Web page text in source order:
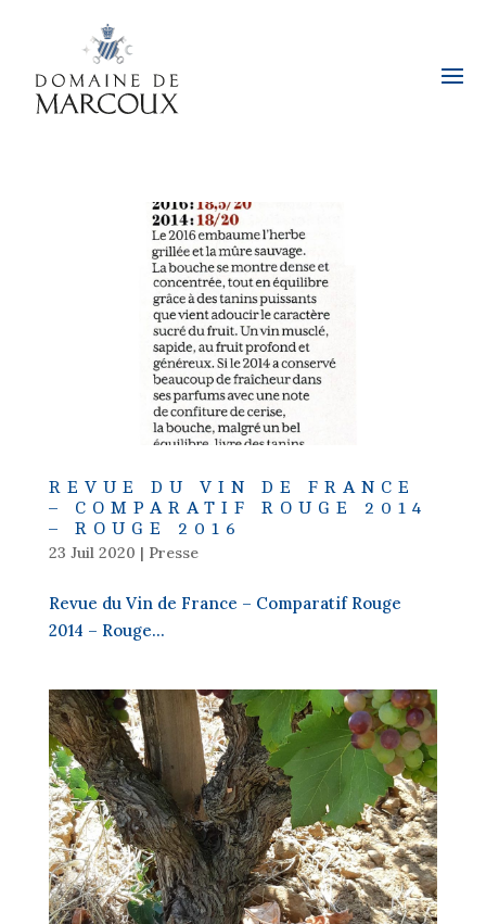
REVUE DU VIN DE FRANCE
– COMPARATIF ROUGE 2014
– ROUGE 2016
23 Juil 2020 | Presse
Revue du Vin de France – Comparatif Rouge
2014 – Rouge...